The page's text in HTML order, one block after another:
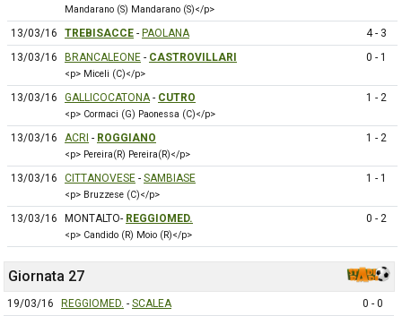
Mandarano (S) Mandarano (S)</p>
13/03/16 TREBISACCE - PAOLANA
4 - 3
13/03/16
BRANCALEONE - CASTROVILLARI
<p> Miceli (C)</p>
0 - 1
13/03/16 GALLICOCATONA- CUTRO
<p> Cormaci (G) Paonessa (C)</p>
1 - 2
13/03/16 ACRI - ROGGIANO
<p> Pereira(R) Pereira(R)</p>
1 - 2
13/03/16 CITTANOVESE - SAMBIASE
<p> Bruzzese (C)</p>
1 - 1
13/03/16 MONTALTO- REGGIOMED.
<p> Candido (R) Moio (R)</p>
0 - 2
Giornata 27
19/03/16 REGGIOMED. - SCALEA
0 - 0